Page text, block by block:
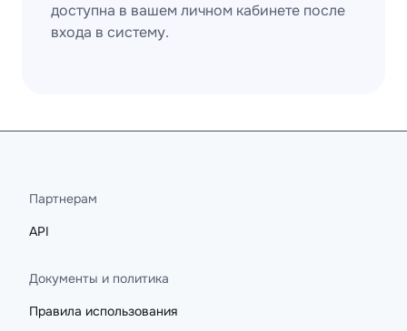
доступна в вашем личном кабинете после
входа в систему.
Партнерам
API
Документы и политика
Правила использования